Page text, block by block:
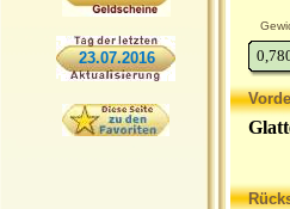
23.07.2016